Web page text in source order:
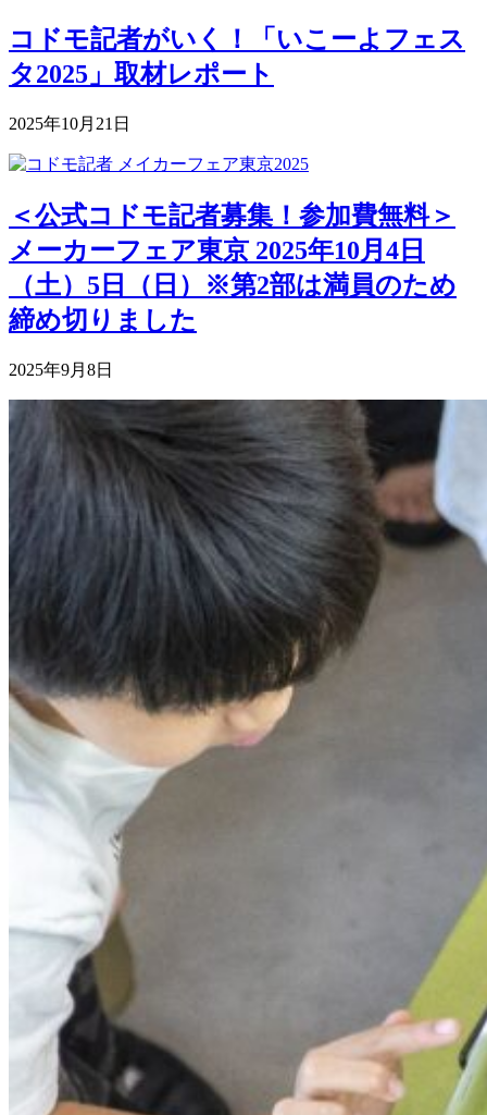
コドモ記者がいく！「いこーよフェス
タ2025」取材レポート
2025年10月21日
＜公式コドモ記者募集！参加費無料＞
メーカーフェア東京 2025年10月4日
（土）5日（日）※第2部は満員のため
締め切りました
2025年9月8日